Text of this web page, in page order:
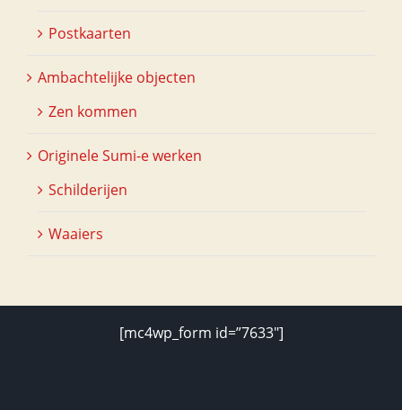
Postkaarten
Ambachtelijke objecten
Zen kommen
Originele Sumi-e werken
Schilderijen
Waaiers
[mc4wp_form id=”7633″]